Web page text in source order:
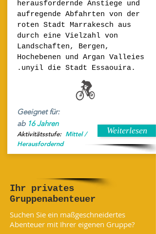
herausfordernde Anstiege und
aufregende Abfahrten von der
roten Stadt Marrakesch aus
durch eine Vielzahl von
Landschaften, Bergen,
Hochebenen und Argan Valleies
.unyil die Stadt Essaouira.
Geeignet für:
ab 16 Jahren
Aktivitätsstufe: Mittel /
Herausfordernd
Weiterlesen
Ihr privates
Gruppenabenteuer
Suchen Sie ein maßgeschneidertes
Abenteuer mit Ihrer eigenen Gruppe?